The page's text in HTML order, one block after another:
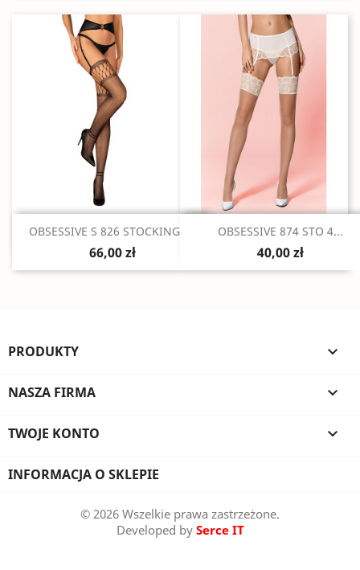
Szybki podgląd
OBSESSIVE S 826 STOCKINGS...
66,00 zł
Szybki podgląd
OBSESSIVE 874 STO 4...
40,00 zł
PRODUKTY 
NASZA FIRMA 
TWOJE KONTO 
INFORMACJA O SKLEPIE
© 2026 Wszelkie prawa zastrzeżone.
Developed by Serce IT